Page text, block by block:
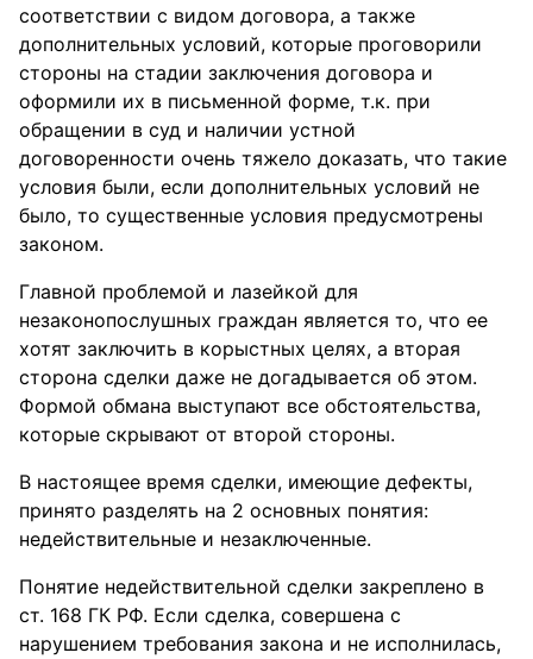
соответствии с видом договора, а также
дополнительных условий, которые проговорили
стороны на стадии заключения договора и
оформили их в письменной форме, т.к. при
обращении в суд и наличии устной
договоренности очень тяжело доказать, что такие
условия были, если дополнительных условий не
было, то существенные условия предусмотрены
законом.
Главной проблемой и лазейкой для
незаконопослушных граждан является то, что ее
хотят заключить в корыстных целях, а вторая
сторона сделки даже не догадывается об этом.
Формой обмана выступают все обстоятельства,
которые скрывают от второй стороны.
В настоящее время сделки, имеющие дефекты,
принято разделять на 2 основных понятия:
недействительные и незаключенные.
Понятие недействительной сделки закреплено в
ст. 168 ГК РФ. Если сделка, совершена с
нарушением требования закона и не исполнилась,